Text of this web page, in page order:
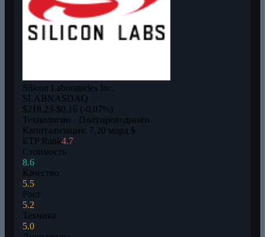
Silicon Laboratories Inc.
SLABNASDAQ
$218,23-$0,16 (-0,07%)
Технологии · Полупроводники
Капитализация: 7,20 млрд $
ETP Rank4.7
Стоимость
8.6
Качество
5.5
Рост
5.2
Техника
5.0